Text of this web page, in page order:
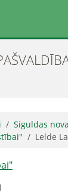
Siguldas
Lelde